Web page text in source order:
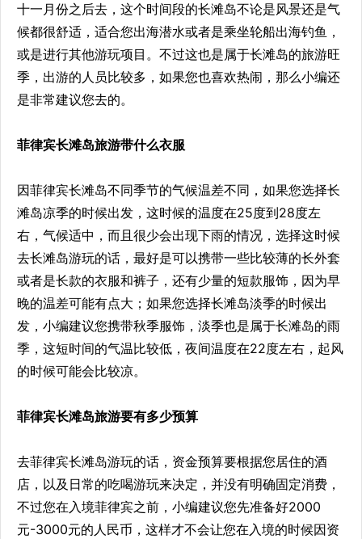
十一月份之后去，这个时间段的长滩岛不论是风景还是气
候都很舒适，适合您出海潜水或者是乘坐轮船出海钓鱼，
或是进行其他游玩项目。不过这也是属于长滩岛的旅游旺
季，出游的人员比较多，如果您也喜欢热闹，那么小编还
是非常建议您去的。
菲律宾长滩岛旅游带什么衣服
因菲律宾长滩岛不同季节的气候温差不同，如果您选择长
滩岛凉季的时候出发，这时候的温度在25度到28度左
右，气候适中，而且很少会出现下雨的情况，选择这时候
去长滩岛游玩的话，最好是可以携带一些比较薄的长外套
或者是长款的衣服和裤子，还有少量的短款服饰，因为早
晚的温差可能有点大；如果您选择长滩岛淡季的时候出
发，小编建议您携带秋季服饰，淡季也是属于长滩岛的雨
季，这短时间的气温比较低，夜间温度在22度左右，起风
的时候可能会比较凉。
菲律宾长滩岛旅游要有多少预算
去菲律宾长滩岛游玩的话，资金预算要根据您居住的酒
店，以及日常的吃喝游玩来决定，并没有明确固定消费，
不过您在入境菲律宾之前，小编建议您先准备好2000
元-3000元的人民币，这样才不会让您在入境的时候因资